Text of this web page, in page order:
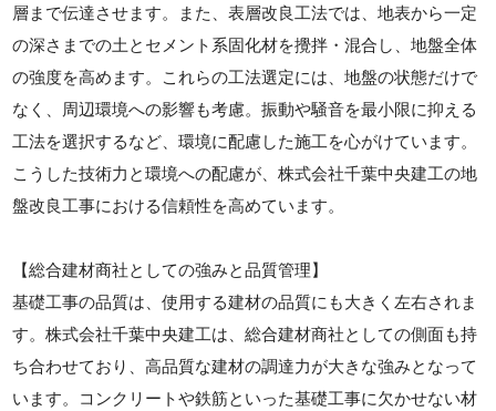
層まで伝達させます。また、表層改良工法では、地表から一定
の深さまでの土とセメント系固化材を攪拌・混合し、地盤全体
の強度を高めます。これらの工法選定には、地盤の状態だけで
なく、周辺環境への影響も考慮。振動や騒音を最小限に抑える
工法を選択するなど、環境に配慮した施工を心がけています。
こうした技術力と環境への配慮が、株式会社千葉中央建工の地
盤改良工事における信頼性を高めています。
【総合建材商社としての強みと品質管理】
基礎工事の品質は、使用する建材の品質にも大きく左右されま
す。株式会社千葉中央建工は、総合建材商社としての側面も持
ち合わせており、高品質な建材の調達力が大きな強みとなって
います。コンクリートや鉄筋といった基礎工事に欠かせない材